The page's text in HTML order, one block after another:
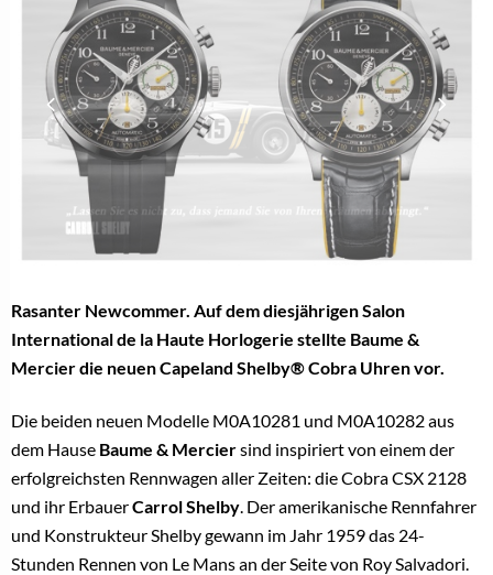
Rasanter Newcommer. Auf dem diesjährigen Salon
International de la Haute Horlogerie stellte Baume &
Mercier die neuen Capeland Shelby® Cobra Uhren vor.
Die beiden neuen Modelle M0A10281 und M0A10282 aus
dem Hause Baume & Merciersind inspiriert von einem der
erfolgreichsten Rennwagen aller Zeiten: die Cobra CSX 2128
und ihr ErbauerCarrol Shelby . Der amerikanische Rennfahrer
und Konstrukteur Shelby gewann im Jahr 1959 das 24-
Stunden Rennen von Le Mans an der Seite von Roy Salvadori.